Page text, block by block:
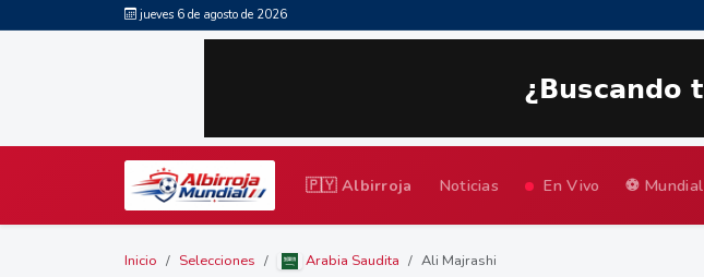
jueves 6 de agosto de 2026
🇵🇾 Albirroja Noticias En Vivo ⚽ Mundial
Inicio Selecciones Arabia Saudita Ali Majrashi